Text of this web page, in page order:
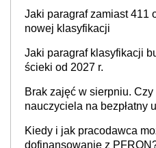
Jaki paragraf zamiast 411
nowej klasyfikacji
Jaki paragraf klasyfikacji
ścieki od 2027 r.
Brak zajęć w sierpniu. Czy
nauczyciela na bezpłatny
Kiedy i jak pracodawca
dofinansowanie z